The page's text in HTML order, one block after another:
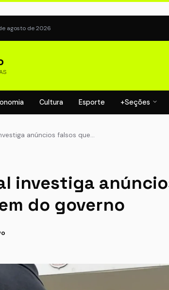
agosto de 2026
Cultura Esporte +Seções
anúncios falsos que…
investiga
do governo